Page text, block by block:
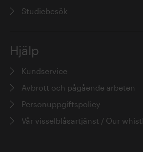
Studiebesök
Hjälp
Kundservice
Avbrott och pågående arbeten
Personuppgiftspolicy
Vår visselblåsartjänst / Our